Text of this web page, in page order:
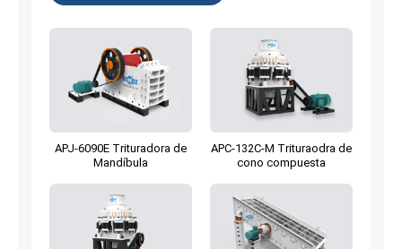
APJ-6090E Trituradora de
Mandíbula
APC-132C-M Trituraodra de
cono compuesta